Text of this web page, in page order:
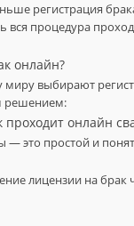
регистрация
вся процедура
онлайн?
миру выбирают
решением:
проходит онлайн
— это простой и
лицензии на